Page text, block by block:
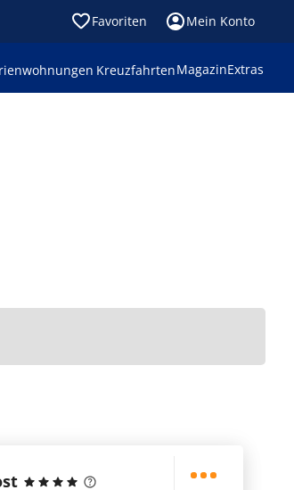
Favoriten Mein Konto
KreuzfahrtenMagazinExtras